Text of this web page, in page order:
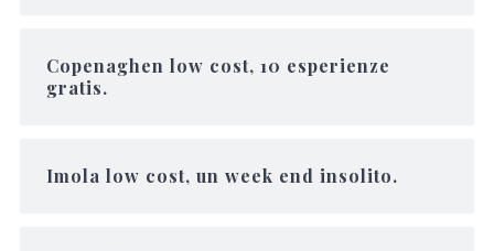
Copenaghen low cost, 10 esperienze
gratis.
Imola low cost, un week end insolito.